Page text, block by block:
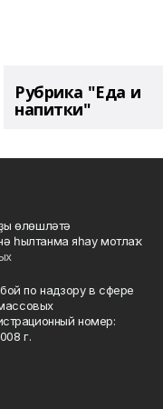
Рубрика "Еда и
напитки"
өлөшләтә
һылтанма яһау мотлаҡ.
по надзору в сфере
номер:
г.